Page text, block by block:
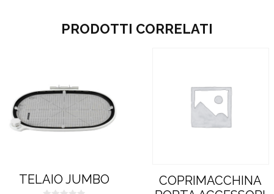
PRODOTTI CORRELATI
TELAIO JUMBO
COPRIMACCHINA